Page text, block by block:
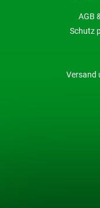
AGB
Schutz
Versand